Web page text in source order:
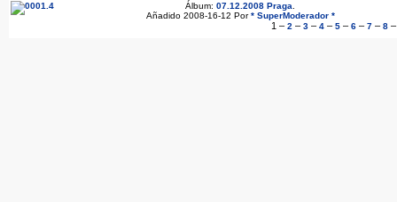
Álbum: 07.12.2008 Praga
Añadido 2008-16-12 Por* SuperModerador *
1 – 2 – 3– 4– 5– 6– 7– 8